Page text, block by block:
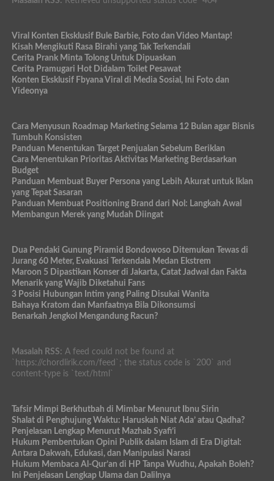
Viral Konten Eksklusif Bule Barbie, Foto dan Video Mantap!
Kisah Mengikuti Rasa Birahi yang Tak Terkendali
Cerita Prank Minta Tolong Untuk Dipuaskan
Cerita Pramugari Hot Didalam Toilet Pesawat
Konten Eksklusif Fbyana Viral di Media Sosial, Ini Foto dan
Videonya
Cara Menyusun Roadmap Marketing Selama 12 Bulan agar Bisnis
Tumbuh Konsisten
Panduan Menentukan Target Penjualan Sebelum Beriklan
Cara Menentukan Prioritas Aktivitas Marketing Berdasarkan
Budget
Panduan Membuat Buyer Persona yang Lebih Akurat untuk Iklan
yang Tepat Sasaran
Panduan Membuat Positioning Brand dari Nol: Langkah Awal
Membangun Merek yang Mudah Diingat
Dua Pendaki Gunung Piramid Bondowoso Ditemukan Tewas di
Jurang 60 Meter, Evakuasi Terkendala Medan Ekstrem
Maroon 5 Dipastikan Konser di Jakarta, Catat Jadwal dan Fakta
Menarik yang Wajib Diketahui Fans
3 Posisi Hubungan Intim yang Paling Disukai Wanita
Bahaya Kratom dan Manfaatnya Bila Dikonsumsi
Benarkah Jengkol Mengandung Racun?
Masalah RSS: A feed could not be found at
`https://chordlirik.com/feed`; the status code is `200` and
content-type is `text/html`
Tafsir Mimpi Berkhutbah di Mimbar Menurut Ibnu Sirin
Shalat di Penghujung Waktu: Haruskah Niat Ada’ atau Qadha?
Penjelasan Lengkap Menurut Mazhab Syafi’i
Hukum Pembentukan Opini Publik dalam Islam di Era Digital:
Antara Dakwah, Edukasi, dan Manipulasi Narasi
Hukum Membaca Al-Qur’an di HP Tanpa Wudhu, Apakah Boleh?
Ini Penjelasan Lengkap Ulama dan Dalilnya